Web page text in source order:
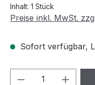
Inhalt: 1 Stück
Preise inkl. MwSt.
Sofort verfügbar,
Produkt